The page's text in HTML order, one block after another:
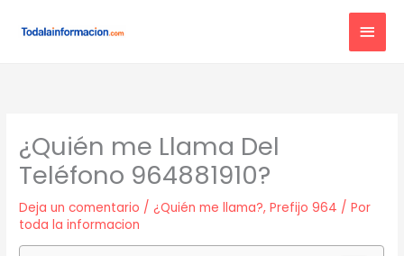
¿Quién me Llama Del
Teléfono 964881910?
Deja un comentario /¿Quién me llama?,Prefijo 964 / Por
toda la informacion